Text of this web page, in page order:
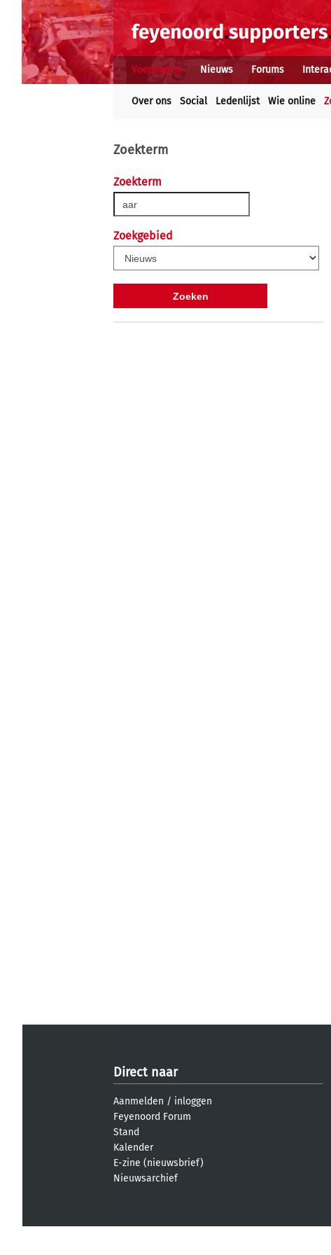
Voorpagina Nieuws Forums
Over ons Social Ledenlijst Wie online
Zoekterm
Zoekterm
Zoekgebied
Direct naar
Aanmelden / inloggen
Feyenoord Forum
Stand
Kalender
E-zine (nieuwsbrief)
Nieuwsarchief